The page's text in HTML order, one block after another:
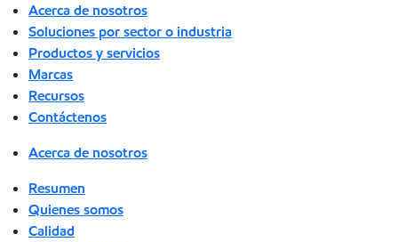
Acerca de nosotros
Soluciones por sector o industria
Productos y servicios
Marcas
Recursos
Contáctenos
Acerca de nosotros
Resumen
Quienes somos
Calidad